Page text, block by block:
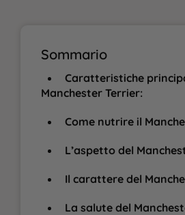
Sommario
Caratteristiche
Manchester Terrier:
Come nutrire il
L’aspetto del
Il carattere del
La salute del